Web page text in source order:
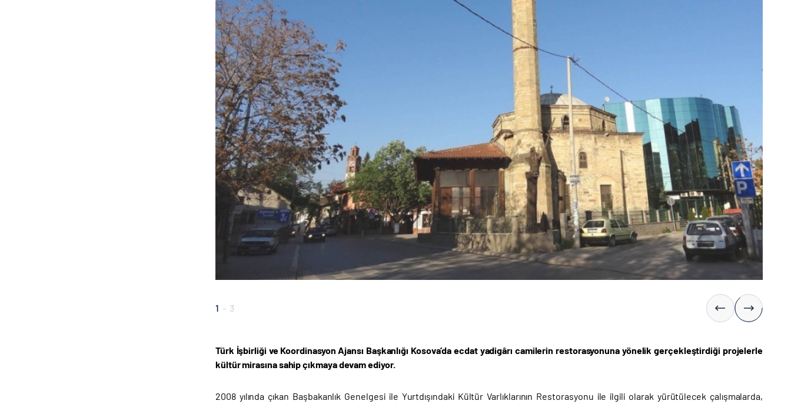
1 - 3
Türk İşbirliği ve Koordinasyon Ajansı Başkanlığı Kosova’da ecdat yadigârı camilerin restorasyonuna yönelik gerçekleştirdiği projelerle
kültür mirasına sahip çıkmaya devam ediyor.
2008 yılında çıkan Başbakanlık Genelgesi ile Yurtdışındaki Kültür Varlıklarının Restorasyonu ile ilgili olarak yürütülecek çalışmalarda,